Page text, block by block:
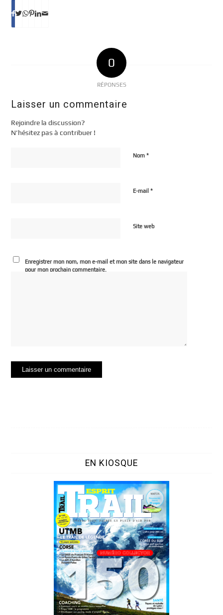
0
RÉPONSES
Laisser un commentaire
Rejoindre la discussion?
N’hésitez pas à contribuer !
Nom*
E-mail*
Site web
Enregistrer mon nom, mon e-mail et mon site dans le navigateur
pour mon prochain commentaire.
EN KIOSQUE